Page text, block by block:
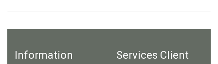
Information Services Client